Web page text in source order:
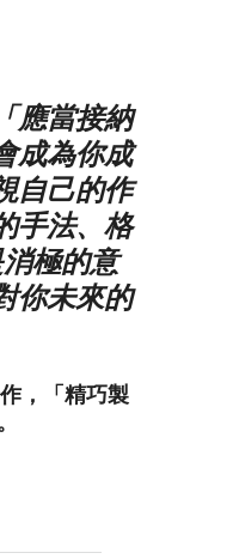
應當接納
成為你成
自己的作
手法、格
極的意
你未來的
，「精巧製